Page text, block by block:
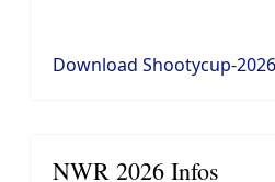
Download Shootycup-
NWR 2026 Infos